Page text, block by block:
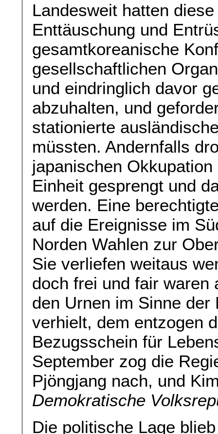
Landesweit hatten
Enttäuschung und
gesamtkoreanische
gesellschaftlichen
und eindringlich davor
abzuhalten, und
stationierte
müssten. Andernfalls
japanischen
Einheit gesprengt und
werden. Eine
auf die Ereignisse im
Norden Wahlen zur
Sie verliefen weitaus
doch frei und fair waren
den Urnen im Sinne
verhielt, dem entzogen
Bezugsschein für
September zog die
Pjöngjang nach, und
Demokratische
Die politische Lage